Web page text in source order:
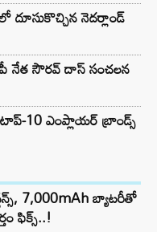
దూసుకొచ్చిన నెదర్లాండ్
నేత సౌరవ్ దాస్ సంచలన
10 ఎంప్లాయర్ బ్రాండ్స్
7,000mAh బ్యాటరీతో
ఫిక్స్..!